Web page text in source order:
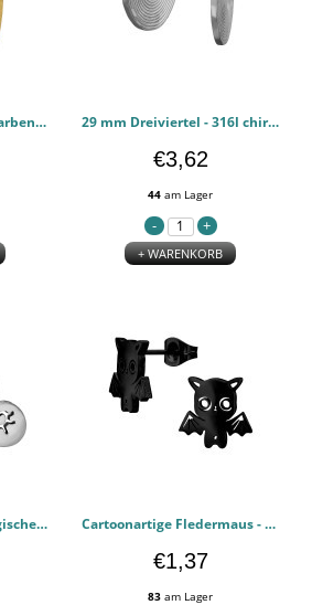
Dreiviertelkreis, Goldfarben - 316l chirurgischen Edelstahl Ohrstecker PCJW51257 29 mm Dreiviertel - 316l chirurgischen Edelstahl Ohrstecker PCJW51256
€3,62
44 am Lager
+ WARENKORB
Schnecke - 316l chirurgischen Edelstahl Ohrstecker PCJW50363 Cartoonartige Fledermaus - 316l chirurgischen Edelstahl Ohrstecker PCJW50362
€1,37
83 am Lager